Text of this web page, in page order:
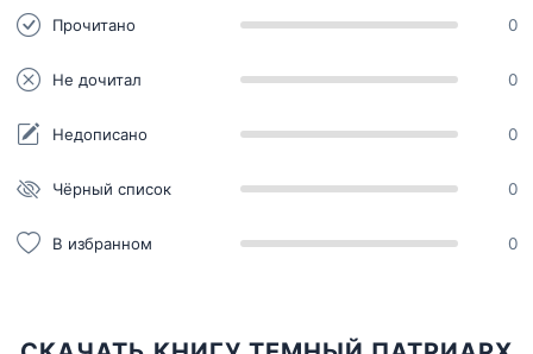
Прочитано 0
Не дочитал 0
Недописано 0
Чёрный список 0
В избранном 0